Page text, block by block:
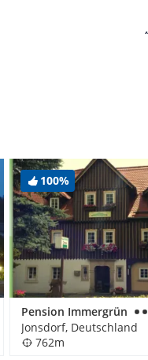
100%
Pension Immergrün
Jonsdorf, Deutschland
762m